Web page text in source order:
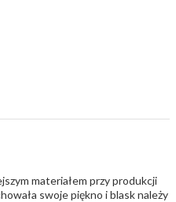
materiałem przy produkcji
swoje piękno i blask należy